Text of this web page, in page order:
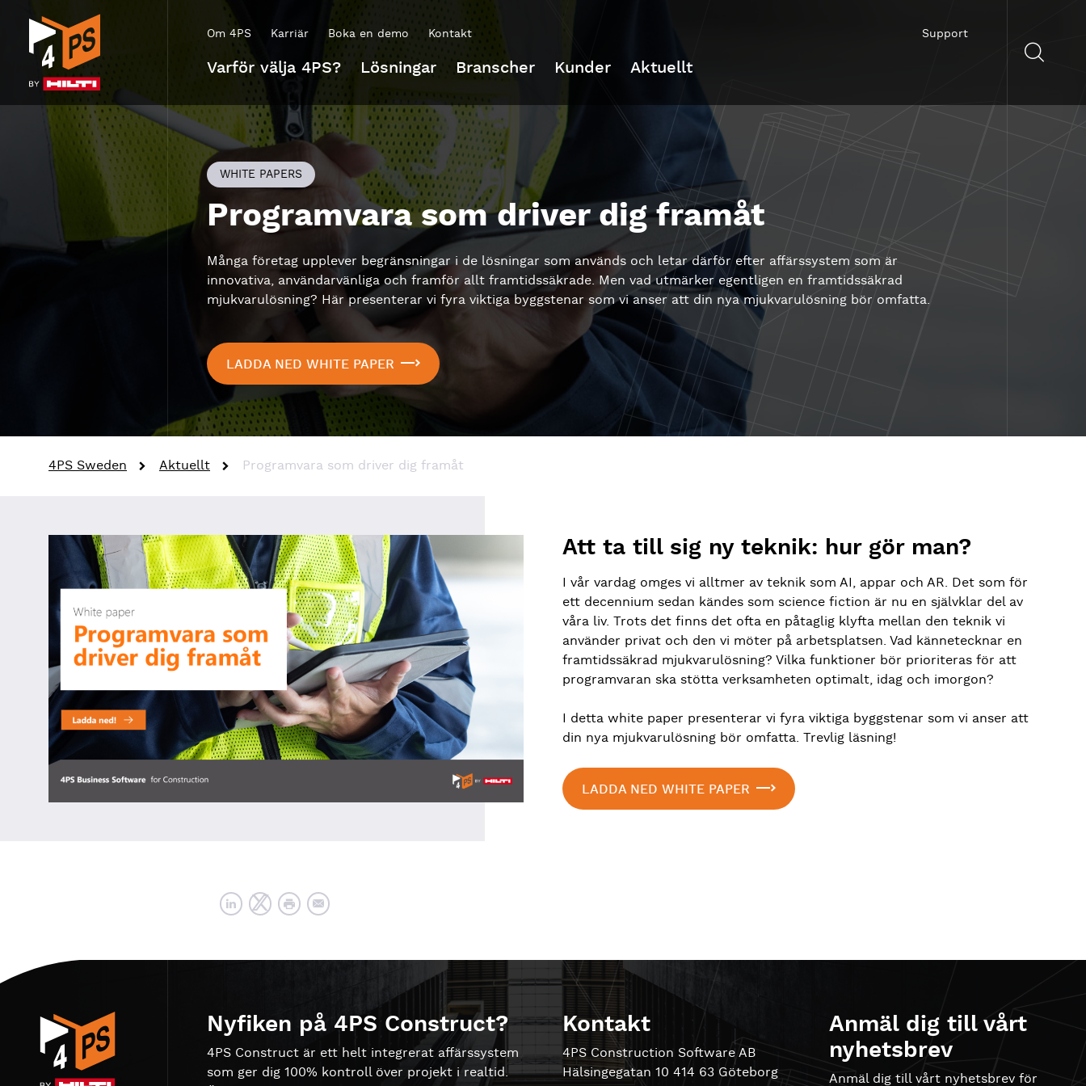
Om 4PS Karriär Boka en demo Kontakt
Varför välja 4PS? Lösningar Branscher Kunder Aktuellt
Support
WHITE PAPERS
Programvara som driver dig framåt
Många företag upplever begränsningar i de lösningar som används och letar därför efter affärssystem som är
innovativa, användarvänliga och framför allt framtidssäkrade. Men vad utmärker egentligen en framtidssäkrad
mjukvarulösning? Här presenterar vi fyra viktiga byggstenar som vi anser att din nya mjukvarulösning bör omfatta.
LADDA NED WHITE PAPER
4PS Sweden Aktuellt Programvara som driver dig framåt
Att ta till sig ny teknik: hur gör man?
I vår vardag omges vi alltmer av teknik som AI, appar och AR. Det som för
ett decennium sedan kändes som science fiction är nu en självklar del av
våra liv. Trots det finns det ofta en påtaglig klyfta mellan den teknik vi
använder privat och den vi möter på arbetsplatsen. Vad kännetecknar en
framtidssäkrad mjukvarulösning? Vilka funktioner bör prioriteras för att
programvaran ska stötta verksamheten optimalt, idag och imorgon?
I detta white paper presenterar vi fyra viktiga byggstenar som vi anser att
din nya mjukvarulösning bör omfatta. Trevlig läsning!
LADDA NED WHITE PAPER
Nyfiken på 4PS Construct?
4PS Construct är ett helt integrerat affärssystem
som ger dig 100% kontroll över projekt i realtid.
Kontakt
4PS Construction Software AB
Hälsingegatan 10 414 63 Göteborg
Anmäl dig till vårt
nyhetsbrev
Anmäl dig till vårt nyhetsbrev för